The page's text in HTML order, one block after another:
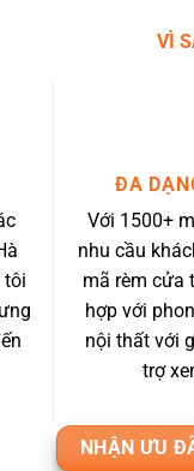
VÌ
tôi
ĐA
Với 1500+
nhu cầu
mã rèm cửa
hợp với
nội thất với
trợ
NHẬN ƯU